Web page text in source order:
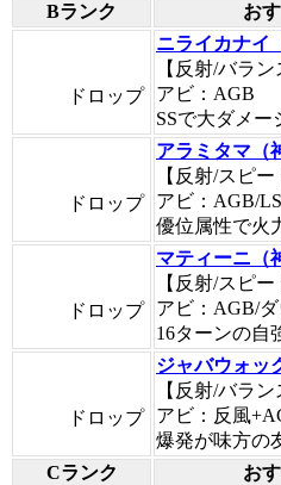
Bランク
お
ドロップ
ニライカナイ
【反射/バラン
アビ：AGB
SSで大ダメー
ドロップ
アラミタマ（
【反射/スピー
アビ：AGB/LS
優位属性で火
ドロップ
マティーニ（
【反射/スピー
アビ：AGB/
16ターンの自
ドロップ
ジャバウォッ
【反射/バラン
アビ：反風
爆発が味方の
Cランク
お